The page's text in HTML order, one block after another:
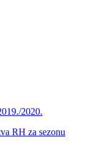
2020.
RH za sezonu